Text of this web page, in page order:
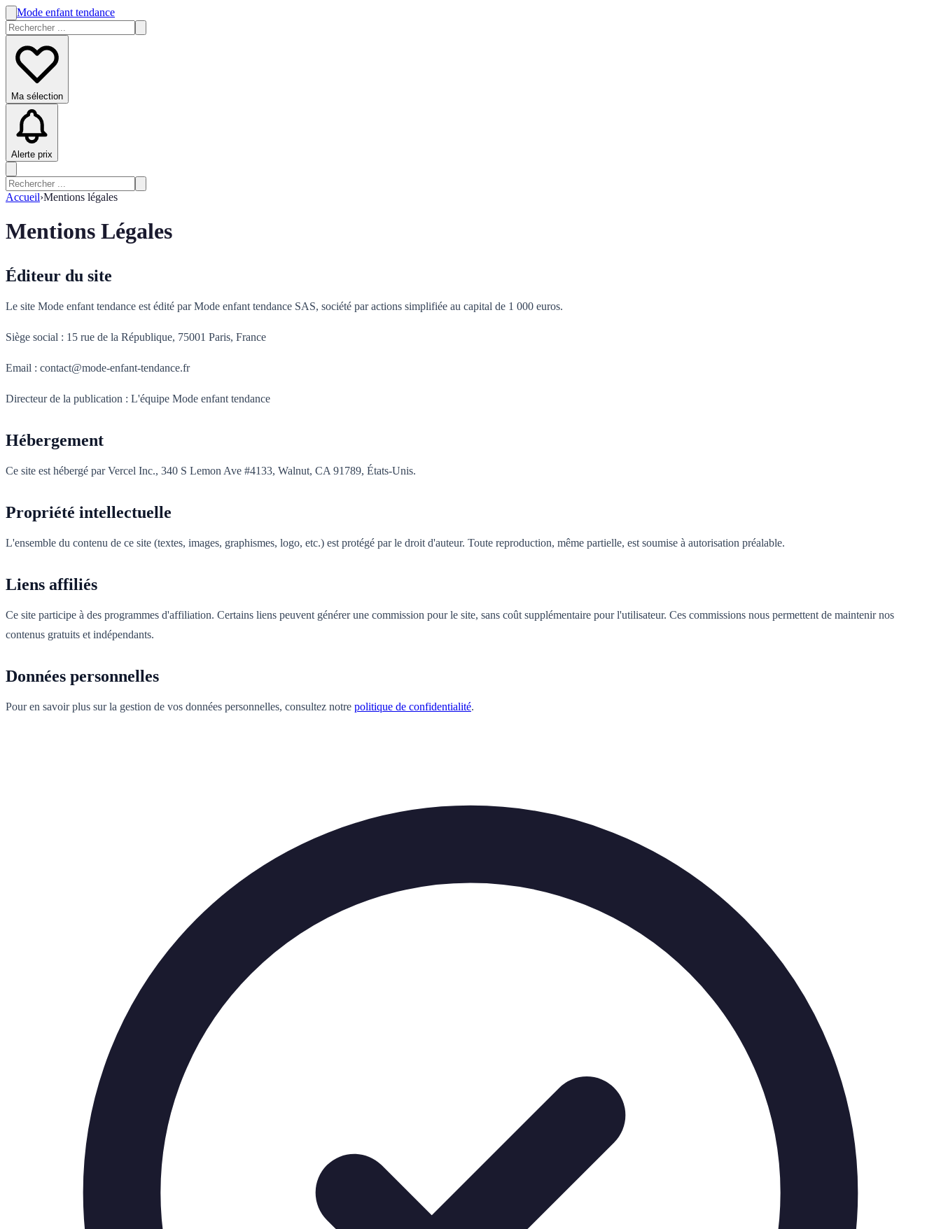
Mode enfant tendance
Ma sélection
Alerte prix
Accueil›Mentions légales
Mentions Légales
Éditeur du site
Le site Mode enfant tendance est édité par Mode enfant tendance SAS, société par actions simplifiée au capital de 1 000 euros.
Siège social : 15 rue de la République, 75001 Paris, France
Email : contact@mode-enfant-tendance.fr
Directeur de la publication : L'équipe Mode enfant tendance
Hébergement
Ce site est hébergé par Vercel Inc., 340 S Lemon Ave #4133, Walnut, CA 91789, États-Unis.
Propriété intellectuelle
L'ensemble du contenu de ce site (textes, images, graphismes, logo, etc.) est protégé par le droit d'auteur. Toute reproduction, même partielle, est soumise à autorisation préalable.
Liens affiliés
Ce site participe à des programmes d'affiliation. Certains liens peuvent générer une commission pour le site, sans coût supplémentaire pour l'utilisateur. Ces commissions nous permettent de maintenir nos
contenus gratuits et indépendants.
Données personnelles
Pour en savoir plus sur la gestion de vos données personnelles, consultez notre politique de confidentialité.